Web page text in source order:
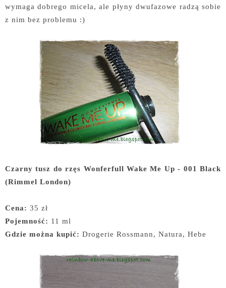
wymaga dobrego micela, ale płyny dwufazowe radzą sobie
z nim bez problemu :)
Czarny tusz do rzęs Wonferfull Wake Me Up - 001 Black
(Rimmel London)
Cena: 35 zł
Pojemność: 11 ml
Gdzie można kupić: Drogerie Rossmann, Natura, Hebe